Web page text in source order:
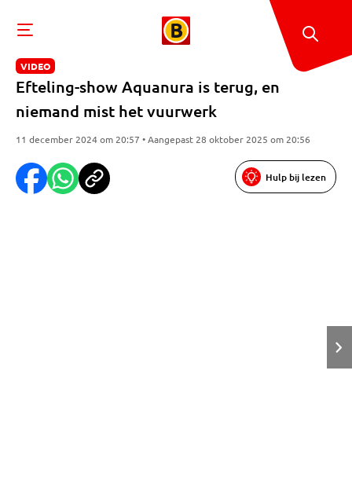
VIDEO
Efteling-show Aquanura is terug, en
niemand mist het vuurwerk
11 december 2024 om 20:57 • Aangepast 28 oktober 2025 om 20:56
Hulp bij lezen